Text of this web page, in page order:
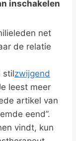
inschakelen
net
de relatie
stilzwijgend
leest meer
artikel van
eend”.
vindt, kun